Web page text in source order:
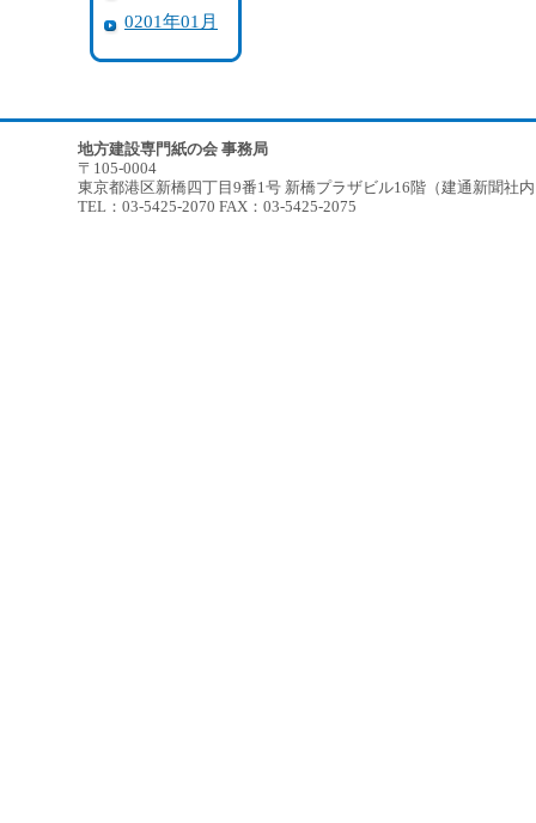
0201年01月
地方建設専門紙の会 事務局
〒105-0004
東京都港区新橋四丁目9番1号 新橋プラザビル16階（建通新聞社
TEL：03-5425-2070 FAX：03-5425-2075